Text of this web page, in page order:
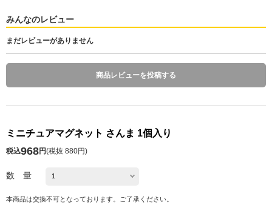
みんなのレビュー
まだレビューがありません
商品レビューを投稿する
ミニチュアマグネット さんま 1個入り
税込968円(税抜 880円)
数 量
本商品は交換不可となっております。ご了承ください。